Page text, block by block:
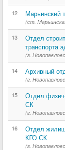
12 Марьинский
(ст.
13
Отдел
транспорта
(г.
14 Архивный
(г.
15
Отдел
СК
(г.
16
Отдел
КГО СК
(г.